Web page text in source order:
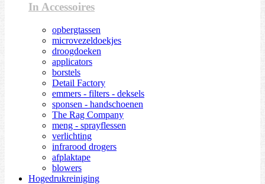
In Accessoires
opbergtassen
microvezeldoekjes
droogdoeken
applicators
borstels
Detail Factory
emmers - filters - deksels
sponsen - handschoenen
The Rag Company
meng - sprayflessen
verlichting
infrarood drogers
afplaktape
blowers
Hogedrukreiniging